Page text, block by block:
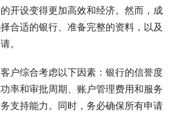
开设变得更加高效和经济。然而，成
合适的银行、准备完整的资料，以及
。
户综合考虑以下因素：银行的信誉度
率和审批周期、账户管理费用和服务
支持能力。同时，务必确保所有申请